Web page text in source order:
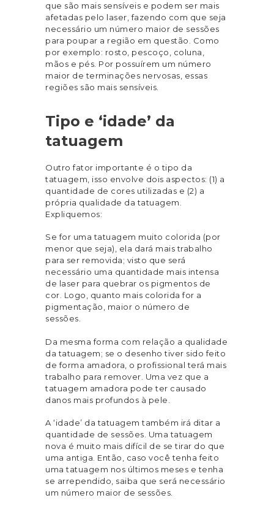
que são mais sensíveis e podem ser mais
afetadas pelo laser, fazendo com que seja
necessário um número maior de sessões
para poupar a região em questão. Como
por exemplo: rosto, pescoço, coluna,
mãos e pés. Por possuírem um número
maior de terminações nervosas, essas
regiões são mais sensíveis.
Tipo e ‘idade’ da
tatuagem
Outro fator importante é o tipo da
tatuagem, isso envolve dois aspectos: (1) a
quantidade de cores utilizadas e (2) a
própria qualidade da tatuagem.
Expliquemos:
Se for uma tatuagem muito colorida (por
menor que seja), ela dará mais trabalho
para ser removida; visto que será
necessário uma quantidade mais intensa
de laser para quebrar os pigmentos de
cor. Logo, quanto mais colorida for a
pigmentação, maior o número de
sessões.
Da mesma forma com relação a qualidade
da tatuagem; se o desenho tiver sido feito
de forma amadora, o profissional terá mais
trabalho para remover. Uma vez que a
tatuagem amadora pode ter causado
danos mais profundos à pele.
A ‘idade’ da tatuagem também irá ditar a
quantidade de sessões. Uma tatuagem
nova é muito mais difícil de se tirar do que
uma antiga. Então, caso você tenha feito
uma tatuagem nos últimos meses e tenha
se arrependido, saiba que será necessário
um número maior de sessões.